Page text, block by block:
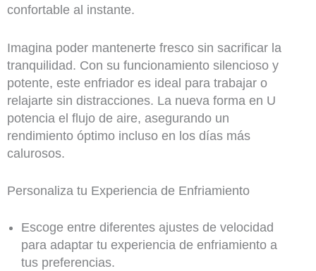
confortable al instante.
Imagina poder mantenerte fresco sin sacrificar la
tranquilidad. Con su funcionamiento silencioso y
potente, este enfriador es ideal para trabajar o
relajarte sin distracciones. La nueva forma en U
potencia el flujo de aire, asegurando un
rendimiento óptimo incluso en los días más
calurosos.
Personaliza tu Experiencia de Enfriamiento
Escoge entre diferentes ajustes de velocidad
para adaptar tu experiencia de enfriamiento a
tus preferencias.